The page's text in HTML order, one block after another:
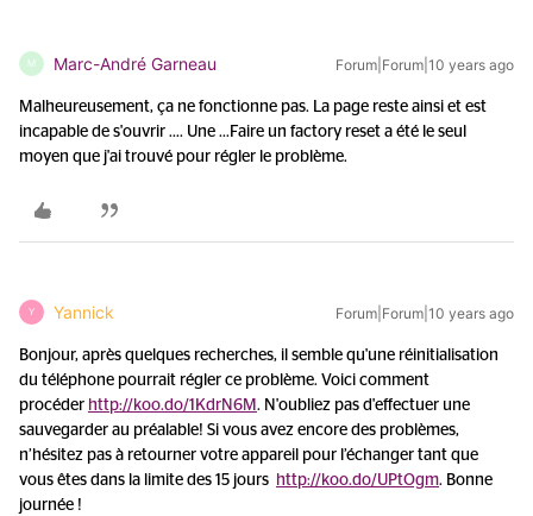
M Marc-André Garneau Forum|Forum|10 years ago
Malheureusement, ça ne fonctionne pas. La page reste ainsi et est
incapable de s'ouvrir .... Une ...Faire un factory reset a été le seul
moyen que j'ai trouvé pour régler le problème.
Y Yannick Forum|Forum|10 years ago
Bonjour, après quelques recherches, il semble qu'une réinitialisation
du téléphone pourrait régler ce problème. Voici comment
procéder http://koo.do/1KdrN6M . N'oubliez pas d'effectuer une
sauvegarder au préalable! Si vous avez encore des problèmes,
n’hésitez pas à retourner votre appareil pour l’échanger tant que
vous êtes dans la limite des 15 jours http://koo.do/UPtOgm. Bonne
journée !